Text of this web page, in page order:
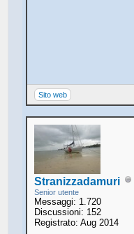
Sito web
Stranizzadamuri
Senior utente
Messaggi: 1.720
Discussioni: 152
Registrato: Aug 2014